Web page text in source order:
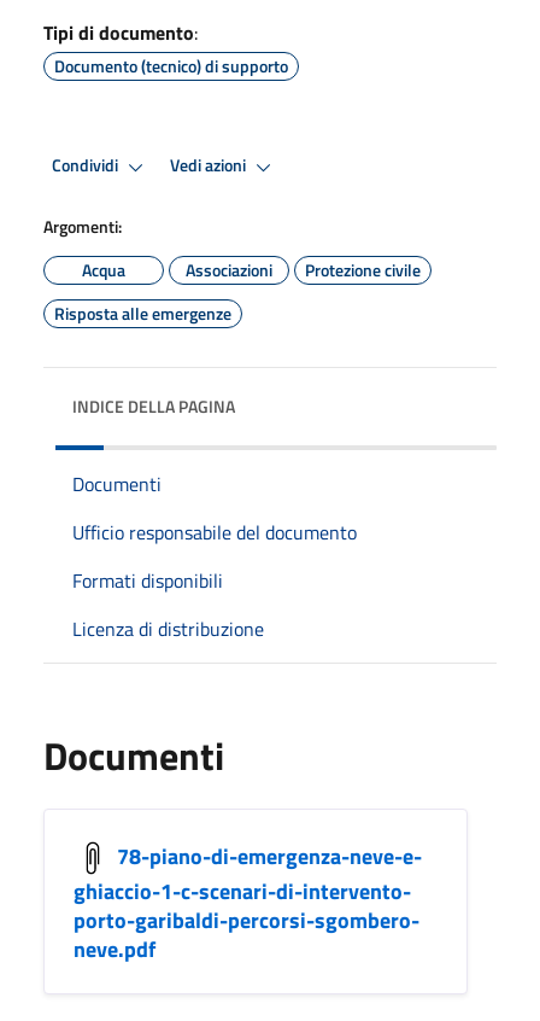
Tipi di documento:
Documento (tecnico) di supporto
Condividi Vedi azioni
Argomenti:
Acqua
Associazioni
Protezione civile
Risposta alle emergenze
INDICE DELLA PAGINA
Documenti
Ufficio responsabile del documento
Formati disponibili
Licenza di distribuzione
Documenti
78-piano-di-emergenza-neve-e-
ghiaccio-1-c-scenari-di-intervento-
porto-garibaldi-percorsi-sgombero-
neve.pdf